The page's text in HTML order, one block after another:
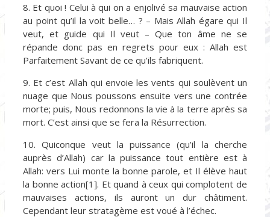
8. Et quoi ! Celui à qui on a enjolivé sa mauvaise action
au point qu’il la voit belle… ? – Mais Allah égare qui Il
veut, et guide qui Il veut – Que ton âme ne se
répande donc pas en regrets pour eux : Allah est
Parfaitement Savant de ce qu’ils fabriquent.
9. Et c’est Allah qui envoie les vents qui soulèvent un
nuage que Nous poussons ensuite vers une contrée
morte; puis, Nous redonnons la vie à la terre après sa
mort. C’est ainsi que se fera la Résurrection.
10. Quiconque veut la puissance (qu’il la cherche
auprès d’Allah) car la puissance tout entière est à
Allah: vers Lui monte la bonne parole, et Il élève haut
la bonne action[1]. Et quand à ceux qui complotent de
mauvaises actions, ils auront un dur châtiment.
Cependant leur stratagème est voué à l’échec.